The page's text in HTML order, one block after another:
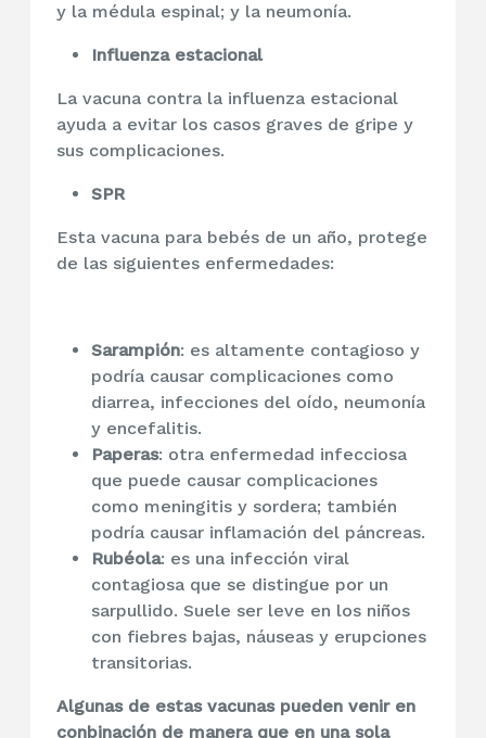
y la médula espinal; y la neumonía.
Influenza estacional
La vacuna contra la influenza estacional
ayuda a evitar los casos graves de gripe y
sus complicaciones.
SPR
Esta vacuna para bebés de un año, protege
de las siguientes enfermedades:
Sarampión: es altamente contagioso y
podría causar complicaciones como
diarrea, infecciones del oído, neumonía
y encefalitis.
Paperas: otra enfermedad infecciosa
que puede causar complicaciones
como meningitis y sordera; también
podría causar inflamación del páncreas.
Rubéola: es una infección viral
contagiosa que se distingue por un
sarpullido. Suele ser leve en los niños
con fiebres bajas, náuseas y erupciones
transitorias.
Algunas de estas vacunas pueden venir en
conbinación de manera que en una sola